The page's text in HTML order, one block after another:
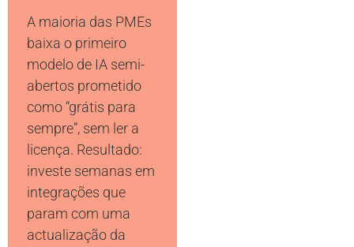
A maioria das PMEs
baixa o primeiro
modelo de IA semi-
abertos prometido
como “grátis para
sempre”, sem ler a
licença. Resultado:
investe semanas em
integrações que
param com uma
actualização da